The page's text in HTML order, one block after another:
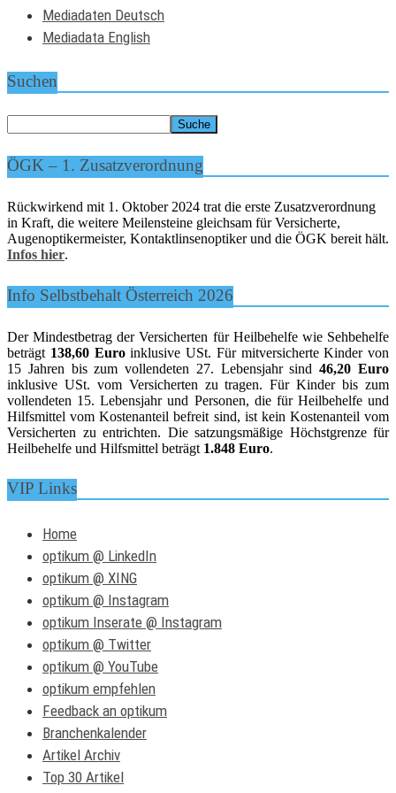
Mediadaten Deutsch
Mediadata English
Suchen
ÖGK – 1. Zusatzverordnung
Rückwirkend mit 1. Oktober 2024 trat die erste Zusatzverordnung
in Kraft, die weitere Meilensteine gleichsam für Versicherte,
Augenoptikermeister, Kontaktlinsenoptiker und die ÖGK bereit hält.
Infos hier.
Info Selbstbehalt Österreich 2026
Der Mindestbetrag der Versicherten für Heilbehelfe wie Sehbehelfe
beträgt 138,60 Euroinklusive USt. Für mitversicherte Kinder von
15 Jahren bis zum vollendeten 27. Lebensjahr sind46,20 Euro
inklusive USt. vom Versicherten zu tragen. Für Kinder bis zum
vollendeten 15. Lebensjahr und Personen, die für Heilbehelfe und
Hilfsmittel vom Kostenanteil befreit sind, ist kein Kostenanteil vom
Versicherten zu entrichten. Die satzungsmäßige Höchstgrenze für
Heilbehelfe und Hilfsmittel beträgt 1.848 Euro.
VIP Links
Home
optikum @ LinkedIn
optikum @ XING
optikum @ Instagram
optikum Inserate @ Instagram
optikum @ Twitter
optikum @ YouTube
optikum empfehlen
Feedback an optikum
Branchenkalender
Artikel Archiv
Top 30 Artikel